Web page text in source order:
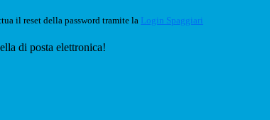
il reset della password tramite la Login Spaggiari
di posta elettronica!